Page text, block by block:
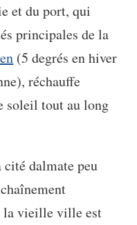
et du port, qui
principales de la
(5 degrés en hiver
réchauffe
soleil tout au long
dalmate peu
la vieille ville est